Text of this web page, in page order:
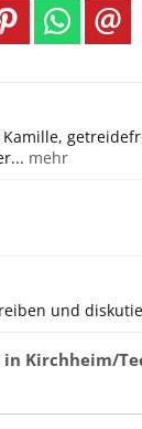
mehr
und
Kirchheim/